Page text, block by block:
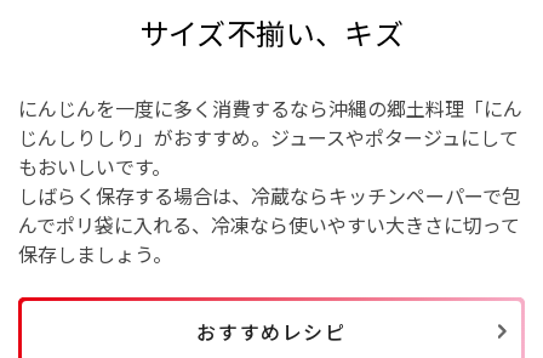
サイズ不揃い、キズ
にんじんを一度に多く消費するなら沖縄の郷土料理「にん
じんしりしり」がおすすめ。ジュースやポタージュにして
もおいしいです。
しばらく保存する場合は、冷蔵ならキッチンペーパーで包
んでポリ袋に入れる、冷凍なら使いやすい大きさに切って
保存しましょう。
おすすめレシピ